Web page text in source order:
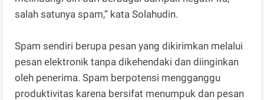
salah satunya spam,” kata Solahudin.
Spam sendiri berupa pesan yang dikirimkan melalui
pesan elektronik tanpa dikehendaki dan diinginkan
oleh penerima. Spam berpotensi mengganggu
produktivitas karena bersifat menumpuk dan pesan